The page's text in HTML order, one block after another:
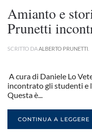
Amianto e
Prunetti
SCRITTO DAALBERTO PRUNETTI
A cura di Daniele Lo
incontrato gli studenti e
Questa è...
CONTINUA A LEGGERE